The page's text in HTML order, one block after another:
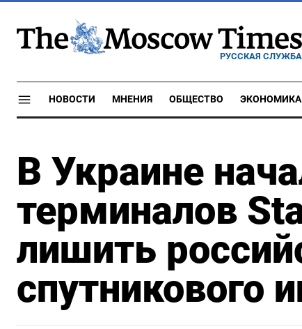
РУССКАЯ СЛУЖБА
НОВОСТИ МНЕНИЯ ОБЩЕСТВО ЭКОНОМИКА
В Украине
терминалов
лишить
спутникового